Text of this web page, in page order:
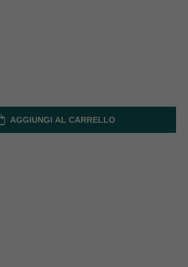
AGGIUNGI AL CARRELLO